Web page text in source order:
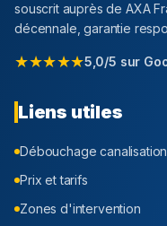
souscrit auprès de AXA
décennale, garantie
★★★★★5,0/5 sur
Liens utiles
Débouchage
Prix et tarifs
Zones d'intervention